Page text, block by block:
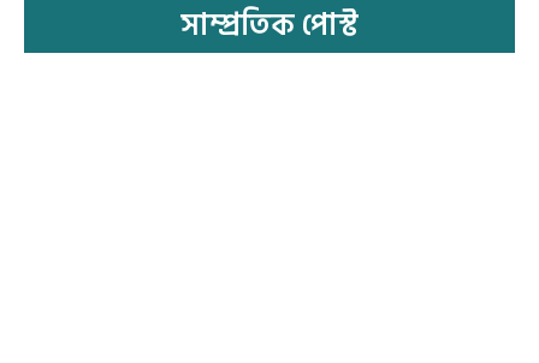
সাম্প্রতিক পোস্ট